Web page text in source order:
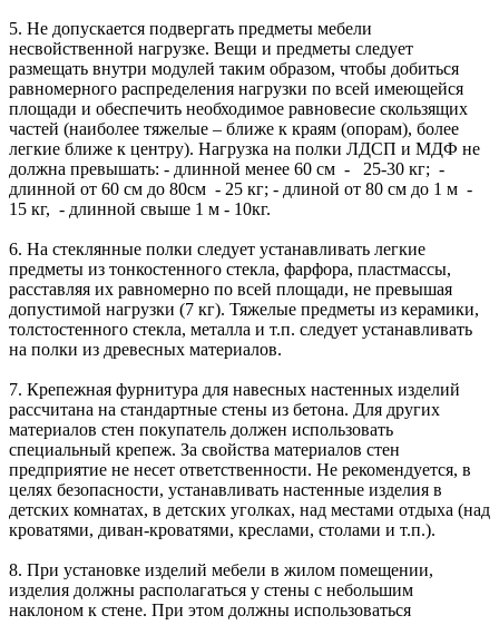
5. Не допускается подвергать предметы мебели
несвойственной нагрузке. Вещи и предметы следует
размещать внутри модулей таким образом, чтобы добиться
равномерного распределения нагрузки по всей имеющейся
площади и обеспечить необходимое равновесие скользящих
частей (наиболее тяжелые – ближе к краям (опорам), более
легкие ближе к центру). Нагрузка на полки ЛДСП и МДФ не
должна превышать: - длинной менее 60 см - 25-30 кг; -
длинной от 60 см до 80см - 25 кг; - длиной от 80 см до 1 м -
15 кг, - длинной свыше 1 м - 10кг.
6. На стеклянные полки следует устанавливать легкие
предметы из тонкостенного стекла, фарфора, пластмассы,
расставляя их равномерно по всей площади, не превышая
допустимой нагрузки (7 кг). Тяжелые предметы из керамики,
толстостенного стекла, металла и т.п. следует устанавливать
на полки из древесных материалов.
7. Крепежная фурнитура для навесных настенных изделий
рассчитана на стандартные стены из бетона. Для других
материалов стен покупатель должен использовать
специальный крепеж. За свойства материалов стен
предприятие не несет ответственности. Не рекомендуется, в
целях безопасности, устанавливать настенные изделия в
детских комнатах, в детских уголках, над местами отдыха (над
кроватями, диван-кроватями, креслами, столами и т.п.).
8. При установке изделий мебели в жилом помещении,
изделия должны располагаться у стены с небольшим
наклоном к стене. При этом должны использоваться